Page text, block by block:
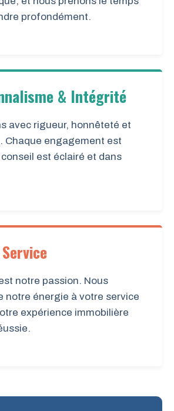
profondément.
& Intégrité
avec rigueur, honnêteté et
Chaque engagement est
est éclairé et dans
notre passion. Nous
notre énergie à votre service
expérience immobilière